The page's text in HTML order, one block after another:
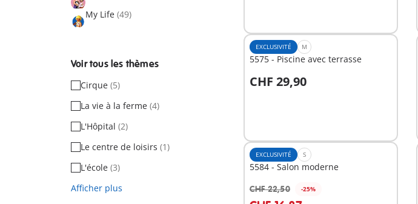
My Life (49)
Voir tous les thèmes
Cirque (5)
La vie à la ferme (4)
L'Hôpital (2)
Le centre de loisirs (1)
L'école (3)
Afficher plus
EXCLUSIVITÉ M
5575 - Piscine avec terrasse
CHF 29,90
Au panier
EXCLUSIVITÉ S
5584 - Salon moderne
CHF 22,50 -25%